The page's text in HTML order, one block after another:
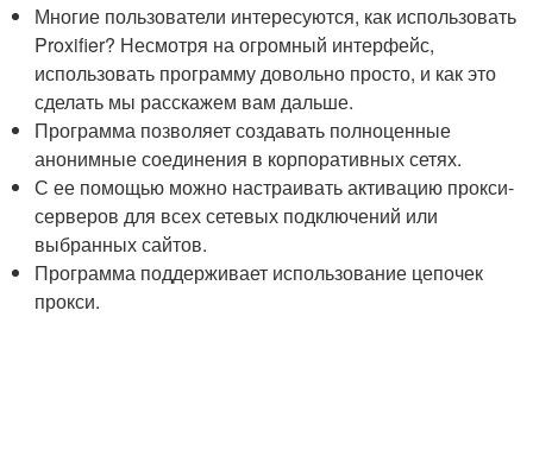
Многие пользователи интересуются, как использовать
Proxifier? Несмотря на огромный интерфейс,
использовать программу довольно просто, и как это
сделать мы расскажем вам дальше.
Программа позволяет создавать полноценные
анонимные соединения в корпоративных сетях.
С ее помощью можно настраивать активацию прокси-
серверов для всех сетевых подключений или
выбранных сайтов.
Программа поддерживает использование цепочек
прокси.